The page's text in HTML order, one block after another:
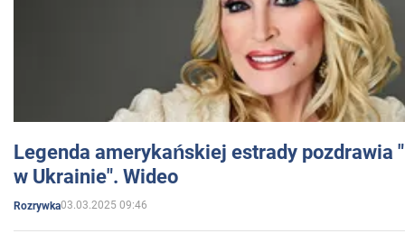
Legenda amerykańskiej estrady pozdrawia
w Ukrainie". Wideo
Rozrywka03.03.2025 09:46